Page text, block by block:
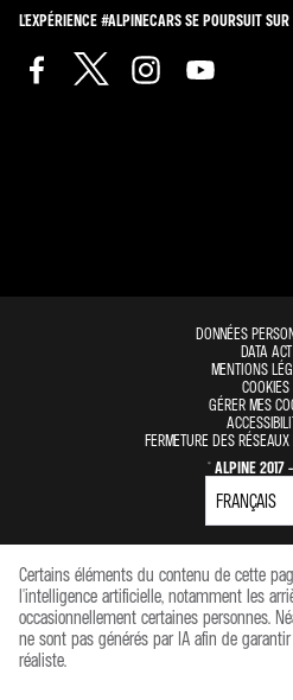
L'EXPÉRIENCE #ALPINECARS SE POURSUIT SUR
DONNÉES
DATA ACT
MENTIONS
COOKIES
GÉRER MES
FERMETURE DES
© ALPINE 2017
Certains éléments du contenu de cette
l'intelligence artificielle, notamment les
occasionnellement certaines personnes.
ne sont pas générés par IA afin de
réaliste.